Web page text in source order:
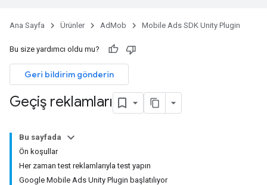
Ana Sayfa Ürünler AdMob Mobile Ads SDK Unity Plugin
Bu size yardımcı oldu mu?
Geri bildirim gönderin
Geçiş reklamları
Bu sayfada
Ön koşullar
Her zaman test reklamlarıyla test yapın
Google Mobile Ads Unity Plugin başlatılıyor